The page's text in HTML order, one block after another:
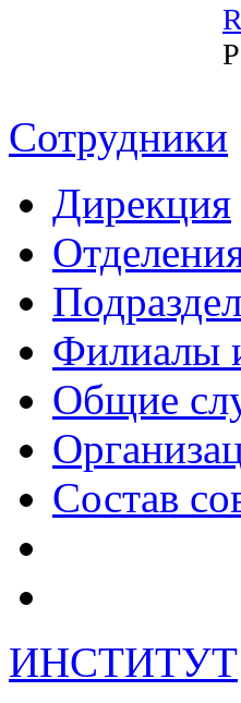
Сотрудники
Дирекция
Филиалы
Общие
Состав
ИНСТИТУТ